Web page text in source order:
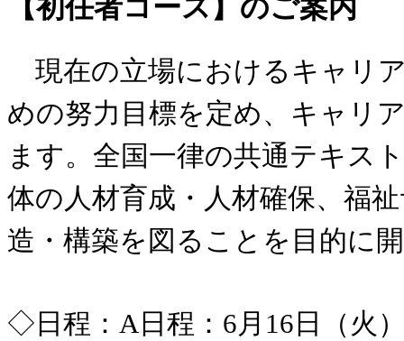
【初任者コース】のご案内
現在の立場におけるキャリ
めの努力目標を定め、キャリ
ます。全国一律の共通テキス
体の人材育成・人材確保、福
造・構築を図ることを目的に
◇日程：A日程：6月16日（火